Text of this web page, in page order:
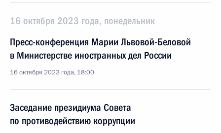
16 октября 2023 года, понедельник
Пресс-конференция Марии Львовой-Беловой
в Министерстве иностранных дел России
16 октября 2023 года, 18:00
Заседание президиума Совета
по противодействию коррупции